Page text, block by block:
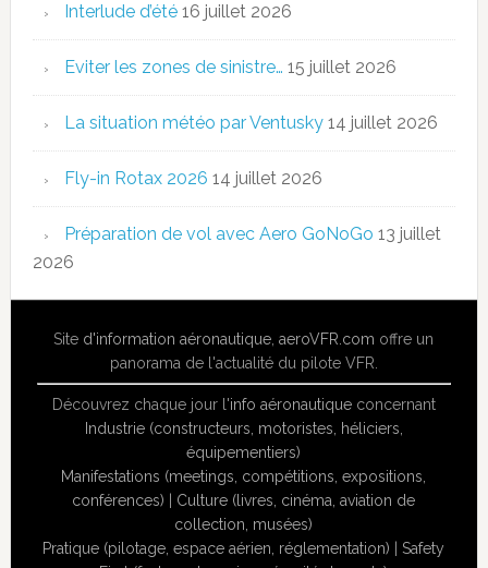
Interlude d’été 16 juillet 2026
Eviter les zones de sinistre… 15 juillet 2026
La situation météo par Ventusky 14 juillet 2026
Fly-in Rotax 2026 14 juillet 2026
Préparation de vol avec Aero GoNoGo 13 juillet
2026
Site d'information aéronautique,aeroVFR.com offre un
panorama de l'actualité du pilote VFR.
Découvrez chaque jour l'info aéronautiqueconcernant
Industrie (constructeurs, motoristes, héliciers,
équipementiers)
Manifestations (meetings, compétitions, expositions,
conférences)
Culture (livres, cinéma, aviation de
collection, musées)
Pratique (pilotage, espace aérien, réglementation) |Safety